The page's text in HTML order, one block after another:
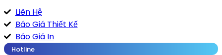
Liên Hệ
Báo Giá Thiết Kế
Báo Giá In
Hotline